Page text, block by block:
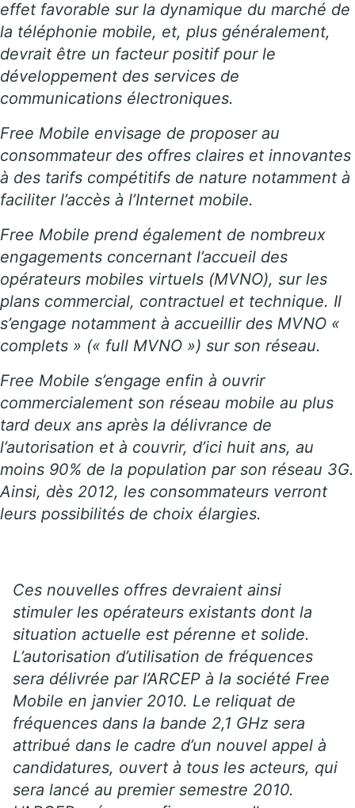
effet favorable sur la dynamique du marché de
la téléphonie mobile, et, plus généralement,
devrait être un facteur positif pour le
développement des services de
communications électroniques.
Free Mobile envisage de proposer au
consommateur des offres claires et innovantes
à des tarifs compétitifs de nature notamment à
faciliter l’accès à l’Internet mobile.
Free Mobile prend également de nombreux
engagements concernant l’accueil des
opérateurs mobiles virtuels (MVNO), sur les
plans commercial, contractuel et technique. Il
s’engage notamment à accueillir des MVNO «
complets » (« full MVNO ») sur son réseau.
Free Mobile s’engage enfin à ouvrir
commercialement son réseau mobile au plus
tard deux ans après la délivrance de
l’autorisation et à couvrir, d’ici huit ans, au
moins 90% de la population par son réseau 3G.
Ainsi, dès 2012, les consommateurs verront
leurs possibilités de choix élargies.
Ces nouvelles offres devraient ainsi
stimuler les opérateurs existants dont la
situation actuelle est pérenne et solide.
L’autorisation d’utilisation de fréquences
sera délivrée par l’ARCEP à la société Free
Mobile en janvier 2010. Le reliquat de
fréquences dans la bande 2,1 GHz sera
attribué dans le cadre d’un nouvel appel à
candidatures, ouvert à tous les acteurs, qui
sera lancé au premier semestre 2010.